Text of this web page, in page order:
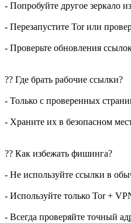
- Попробуйте другое зеркало
- Перезапустите Tor или
- Проверьте обновления
?? Где брать рабочие ссылки?
- Только с проверенных
- Храните их в безопасном
?? Как избежать фишинга?
- Не используйте ссылки в
- Используйте только Tor +
- Всегда проверяйте точный